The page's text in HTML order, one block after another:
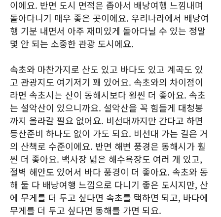
이에요. 반면 도시 면적은 좁아서 배낭여행 느낌내며
돌아다니기 매우 좋은 곳이에요. 우리나라에서 배낭여
행 기분 내면서 아주 재미있게 돌아다닐 수 있는 정말
몇 안 되는 소중한 관광 도시에요.
속초와 마찬가지로 산도 있고 바다도 있고 계곡도 있
고 관광지도 여기저기 꽤 있어요. 속초와의 차이점이
라면 속초시는 산이 동해시보다 훨씬 더 좋아요. 속초
는 설악산이 있으니까요. 설악산을 꼭 힘들게 대청봉
까지 올라갈 필요 없어요. 비선대까지만 간다고 하면
등산준비 하나도 없이 가도 되요. 비선대 가는 길은 거
의 산책로 수준이에요. 반면 해변 풍경은 동해시가 훨
씬 더 좋아요. 백사장 넓은 해수욕장도 여러 개 있고,
절벽 해안도 있어서 바다 풍경이 더 좋아요. 속초와 동
해 둘 다 배낭여행 느낌으로 다니기 좋은 도시지만, 산
에 무게를 더 두고 싶다면 속초를 택하면 되고, 바다에
무게를 더 두고 싶다면 동해를 가면 되요.